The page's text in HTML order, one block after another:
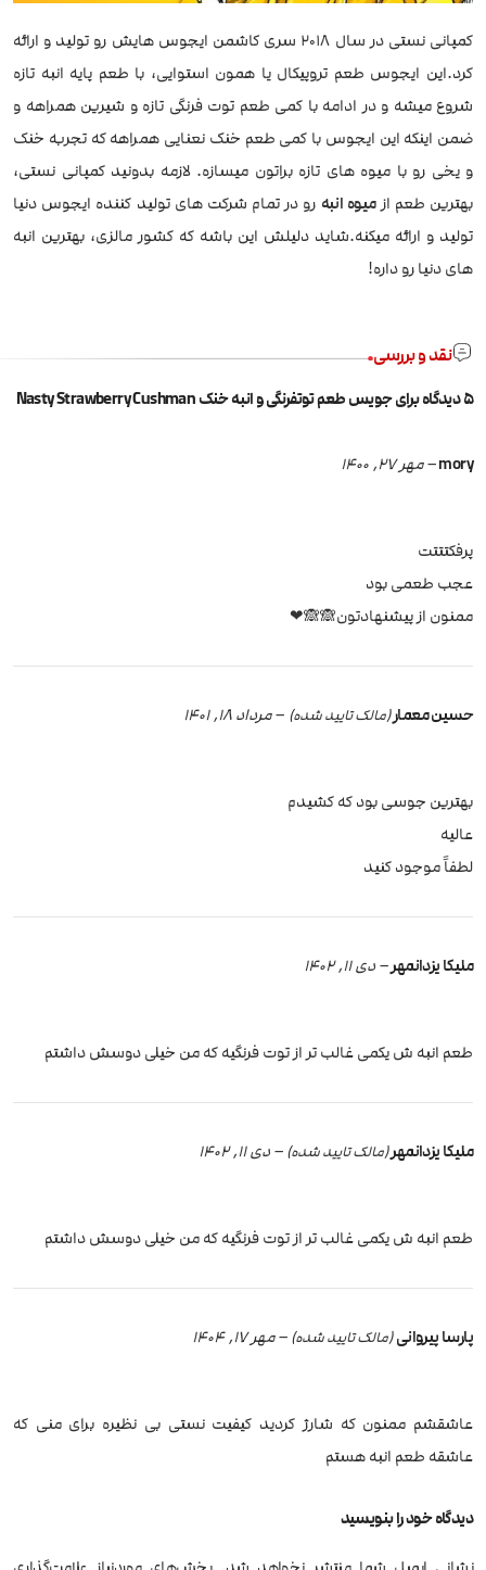
کمپانی نستی در سال 2018 سری کاشمن ایجوس هایش رو تولید و ارائه
کرد.این ایجوس طعم تروپیکال یا همون استوایی، با طعم پایه انبه تازه
شروع میشه و در ادامه با کمی طعم توت فرنگی تازه و شیرین همراهه و
ضمن اینکه این ایجوس با کمی طعم خنک نعنایی همراهه که تجربه خنک
و یخی رو با میوه های تازه براتون میسازه. لازمه بدونید کمپانی نستی،
بهترین طعم ازمیوه انبه رو در تمام شرکت های تولید کننده ایجوس دنیا
تولید و ارائه میکنه.شاید دلیلش این باشه که کشور مالزی، بهترین انبه
های دنیا رو داره!
نقد و بررسی
5 دیدگاه برای جویس طعم توتفرنگی و انبه خنک Nasty Strawberry Cushman
mory
– مهر 27, 1400
پرفکتتتت
عجب طعمی بود
ممنون از پیشنهادتون🙈🙈❤
حسین معمار(مالک تایید شده) –مرداد 18, 1401
بهترین جوسی بود که کشیدم
عالیه
لطفاً موجود کنید
ملیکا یزدانمهر– دی 11, 1402
طعم انبه ش یکمی غالب تر از توت فرنگیه که من خیلی دوسش داشتم
ملیکا یزدانمهر(مالک تایید شده) – دی 11, 1402
طعم انبه ش یکمی غالب تر از توت فرنگیه که من خیلی دوسش داشتم
پارسا پیروانی(مالک تایید شده) –مهر 17, 1404
عاشقشم ممنون که شارژ کردید کیفیت نستی بی نظیره برای منی که
عاشقه طعم انبه هستم
دیدگاه خود را بنویسید